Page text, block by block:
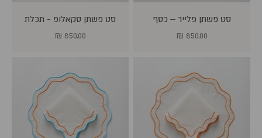
סט פשתן פלייר – כסף
מחיר מבצע
850.00 ₪
סט פשתן סקאלופ - תכלת
מחיר מבצע
850.00 ₪